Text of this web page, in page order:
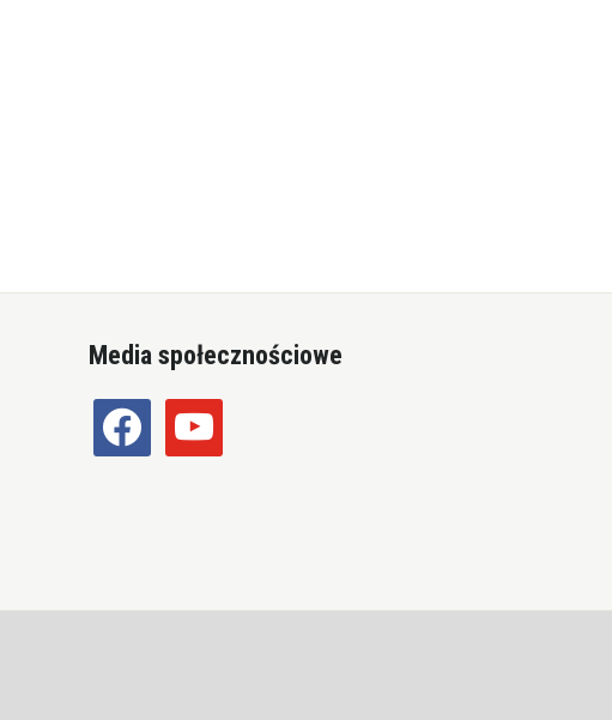
Media społecznościowe
facebook youtube